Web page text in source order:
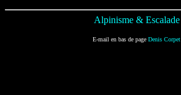
Alpinisme & Escalade
E-mail en bas de page Denis Corpet